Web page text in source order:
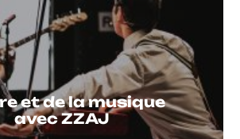
et de la musique
avec ZZAJ